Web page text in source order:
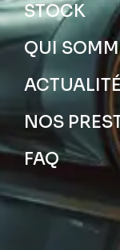
STOCK
QUI
NOS
FAQ